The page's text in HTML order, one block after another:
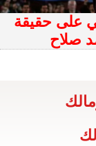
على حقيقة
صلاح